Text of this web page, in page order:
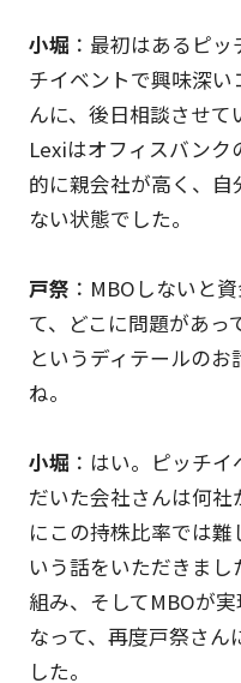
小堀 ：最初はあるピ
チイベントで興味深
んに、後日相談させて
Lexiはオフィスバンク
的に親会社が高く、
ない状態でした。
戸祭 ：MBOしないと
て、どこに問題があっ
というディテールの
ね。
小堀 ：はい。ピッチ
だいた会社さんは何
にこの持株比率では
いう話をいただきま
組み、そしてMBOが
なって、再度戸祭さん
した。